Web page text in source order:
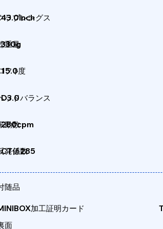
43.0Inch
ラブレングス
330g
重量
15.0度
フト
D3.0
ッドバランス
280cpm
動数
CT値285
発係数
随品
加工証明カード
面